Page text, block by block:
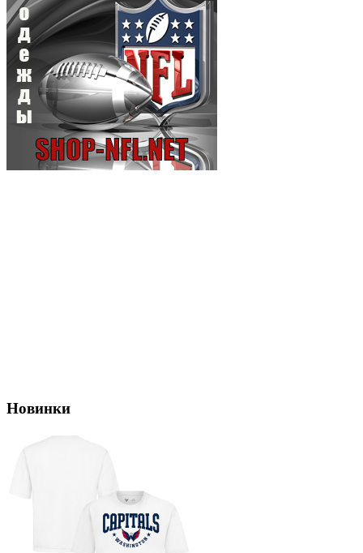
Новинки